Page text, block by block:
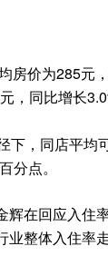
价为285元
，同比增长
，同店平均
分点。
在回应入住
整体入住率